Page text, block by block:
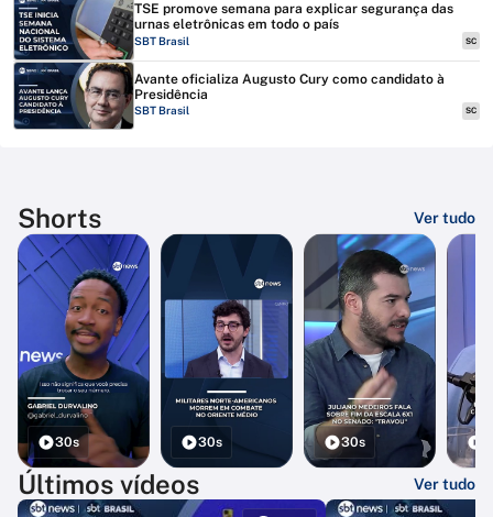
TSE promove semana para explicar segurança das
urnas eletrônicas em todo o país
SBT Brasil SC
Avante oficializa Augusto Cury como candidato à
Presidência
SBT Brasil SC
Shorts Ver tudo
30s 30s 30s
Últimos vídeos Ver tudo